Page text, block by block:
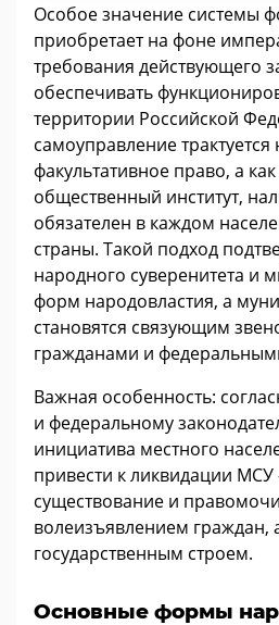
Особое значение системы
приобретает на фоне
требования действующего
обеспечивать
территории Российской
самоуправление трактуется
факультативное право, а
общественный институт,
обязателен в каждом
страны. Такой подход
народного суверенитета и
форм народовластия, а
становятся связующим
гражданами и
Важная особенность:
и федеральному
инициатива местного
привести к ликвидации МСУ
существование и
волеизъявлением граждан,
государственным строем.
Основные формы